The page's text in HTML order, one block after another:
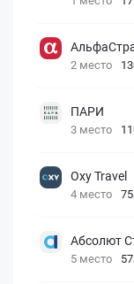
2 место
ПАРИ
3 место
Oxy Travel
4 место
Абсолют
5 место